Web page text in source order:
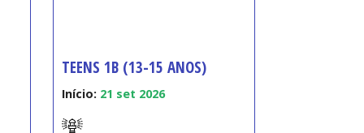
TEENS 1B (13-15 ANOS)
Início: 21 set 2026